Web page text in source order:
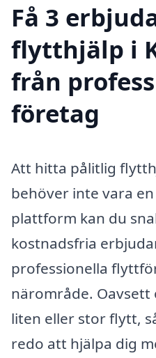
Få 3
flytthjälp i
från
företag
Att hitta pålitlig
behöver inte vara
plattform kan du
kostnadsfria
professionella
närområde.
liten eller stor flytt,
redo att hjälpa dig